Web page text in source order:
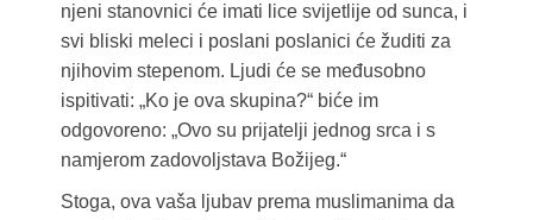
njeni stanovnici će imati lice svijetlije od sunca, i
svi bliski meleci i poslani poslanici će žuditi za
njihovim stepenom. Ljudi će se međusobno
ispitivati: „Ko je ova skupina?“ biće im
odgovoreno: „Ovo su prijatelji jednog srca i s
namjerom zadovoljstava Božijeg.“
Stoga, ova vaša ljubav prema muslimanima da